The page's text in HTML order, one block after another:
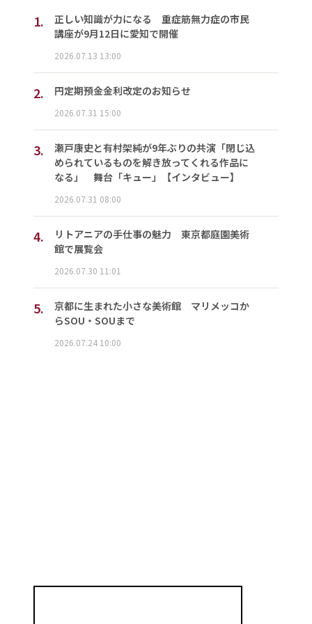
1.
正しい知識が力になる 重症筋無力症の市民
講座が9月12日に愛知で開催
2026.07.13 13:00
2. 円定期預金金利改定のお知らせ
2026.07.31 15:00
3.
瀬戸康史と有村架純が9年ぶりの共演「閉じ込
められているものを解き放ってくれる作品に
なる」 舞台「キュー」【インタビュー】
2026.07.31 08:00
4.
リトアニアの手仕事の魅力 東京都庭園美術
館で展覧会
2026.07.30 11:01
5.
京都に生まれた小さな美術館 マリメッコか
らSOU・SOUまで
2026.07.24 10:00